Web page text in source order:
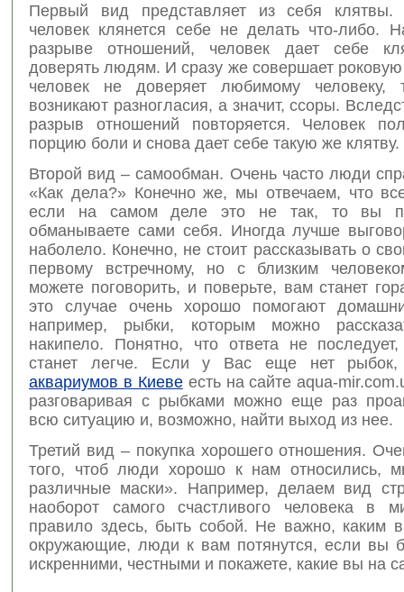
Первый вид представляет из себя клятвы.
человек клянется себе не делать что-либо.
разрыве отношений, человек дает себе
доверять людям. И сразу же совершает
человек не доверяет любимому человеку,
возникают разногласия, а значит, ссоры.
разрыв отношений повторяется. Человек
порцию боли и снова дает себе такую же клятву.
Второй вид – самообман. Очень часто люди
«Как дела?» Конечно же, мы отвечаем, что
если на самом деле это не так, то вы
обманываете сами себя. Иногда лучше
наболело. Конечно, не стоит рассказывать о
первому встречному, но с близким
можете поговорить, и поверьте, вам станет
это случае очень хорошо помогают
например, рыбки, которым можно
накипело. Понятно, что ответа не
станет легче. Если у Вас еще нет
аквариумов в Киевеесть на сайте aqua-
разговаривая с рыбками можно еще раз
всю ситуацию и, возможно, найти выход из нее.
Третий вид – покупка хорошего отношения.
того, чтоб люди хорошо к нам относились,
различные маски». Например, делаем вид
наоборот самого счастливого человека в
правило здесь, быть собой. Не важно, каким
окружающие, люди к вам потянутся, если вы
искренними, честными и покажете, какие вы на